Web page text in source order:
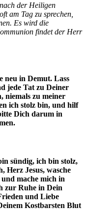
der Heiligen
am Tag zu sprechen,
Es wird die
findet der Herr
neu in Demut. Lass
jede Tat zu Deiner
niemals zu meiner
ich stolz bin, und hilf
Dich darum in
sündig, ich bin stolz,
Herz Jesus, wasche
mache mich in
zur Ruhe in Dein
und Liebe
Kostbarsten Blut